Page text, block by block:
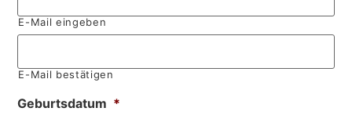
E-Mail eingeben
E-Mail bestätigen
Geburtsdatum *